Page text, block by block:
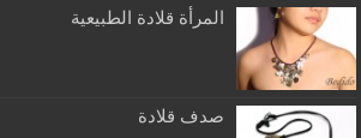
المرأة قلادة الطبيعية
صدف قلادة